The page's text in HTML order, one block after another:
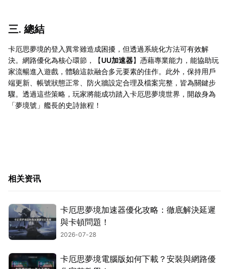
三. 總結
卡厄思夢境的登入異常雖造成困擾，但透過系統化方法可有效解
決。網路優化為核心環節，【UU加速器】憑藉專業能力，能協助玩
家流暢進入遊戲，體驗這款融合多元要素的佳作。此外，保持用戶
端更新、帳號狀態正常、防火牆設定合理及檔案完整，皆為關鍵步
驟。透過這些策略，玩家將能成功踏入卡厄思夢境世界，開啟身為
「夢境號」艦長的史詩旅程！
相关资讯
卡厄思夢境加速器優化攻略：徹底解決延遲
與卡頓問題！
2026-07-28
卡厄思夢境電腦版如何下載？安裝與網路優